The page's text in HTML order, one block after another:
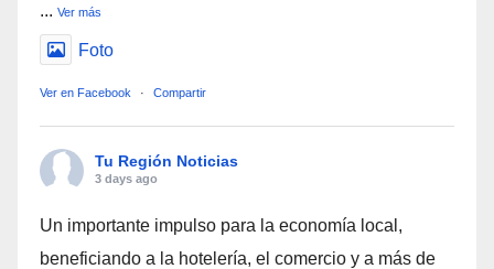
... Ver más
Foto
Ver en Facebook · Compartir
Tu Región Noticias
3 days ago
Un importante impulso para la economía local,
beneficiando a la hotelería, el comercio y a más de